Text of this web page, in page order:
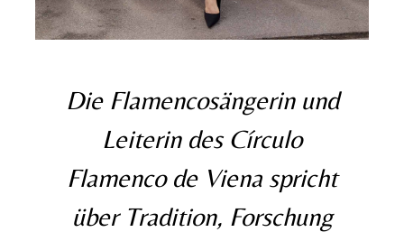
Die Flamencosängerin und
Leiterin des Círculo
Flamenco de Viena spricht
über Tradition, Forschung